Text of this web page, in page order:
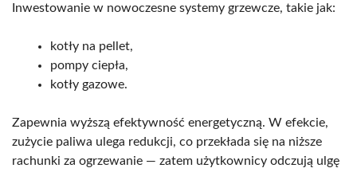
Inwestowanie w nowoczesne systemy grzewcze, takie jak:
kotły na pellet,
pompy ciepła,
kotły gazowe.
Zapewnia wyższą efektywność energetyczną. W efekcie,
zużycie paliwa ulega redukcji, co przekłada się na niższe
rachunki za ogrzewanie — zatem użytkownicy odczują ulgę